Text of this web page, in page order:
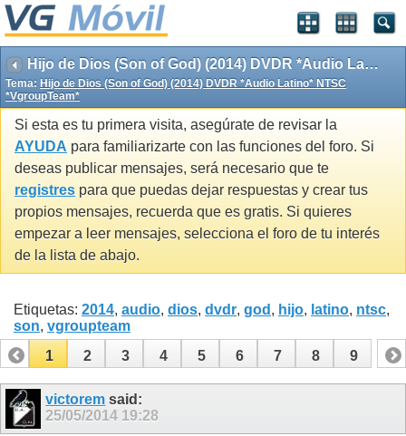
Hijo de Dios (Son of God) (2014) DVDR *Audio Latino* NTSC *VgroupTeam*
Tema: Hijo de Dios (Son of God) (2014) DVDR *Audio Latino* NTSC
*VgroupTeam*
Si esta es tu primera visita, asegúrate de revisar la
AYUDA para familiarizarte con las funciones del foro. Si
deseas publicar mensajes, será necesario que te
registres para que puedas dejar respuestas y crear tus
propios mensajes, recuerda que es gratis. Si quieres
empezar a leer mensajes, selecciona el foro de tu interés
de la lista de abajo.
Etiquetas: 2014, audio, dios, dvdr, god , hijo, latino, ntsc,
son, vgroupteam
1
2 3 4 5 6 7 8 9
victorem said:
25/05/2014 19:28